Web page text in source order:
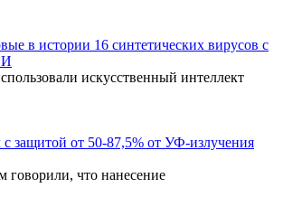
в истории 16 синтетических вирусов с
искусственный интеллект
с защитой от 50-87,5% от УФ-излучения
говорили, что нанесение